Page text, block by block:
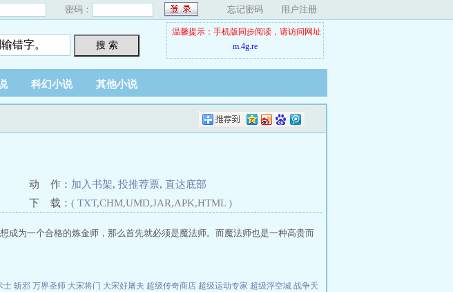
密码： 忘记密码 用户注册
搜 索
温馨提示：手机版同步阅读，请访问网址
m.4g.re
科幻小说 其他小说
动 作： 加入书架, 投推荐票, 直达底部
下 载： ( TXT,CHM,UMD,JAR,APK,HTML )
成为一个合格的炼金师，那么首先就必须是魔法师。而魔法师也是一种高贵而
士 斩邪 万界圣师 大宋将门 大宋好屠夫 超级传奇商店 超级运动专家 超级浮空城 战争天